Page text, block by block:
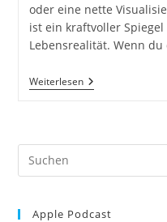
oder eine nette
ist ein kraftvoller
Lebensrealität. Wenn
Weiterlesen5
Gründe,
Jährlich
Werden
Das
Apple Podcast